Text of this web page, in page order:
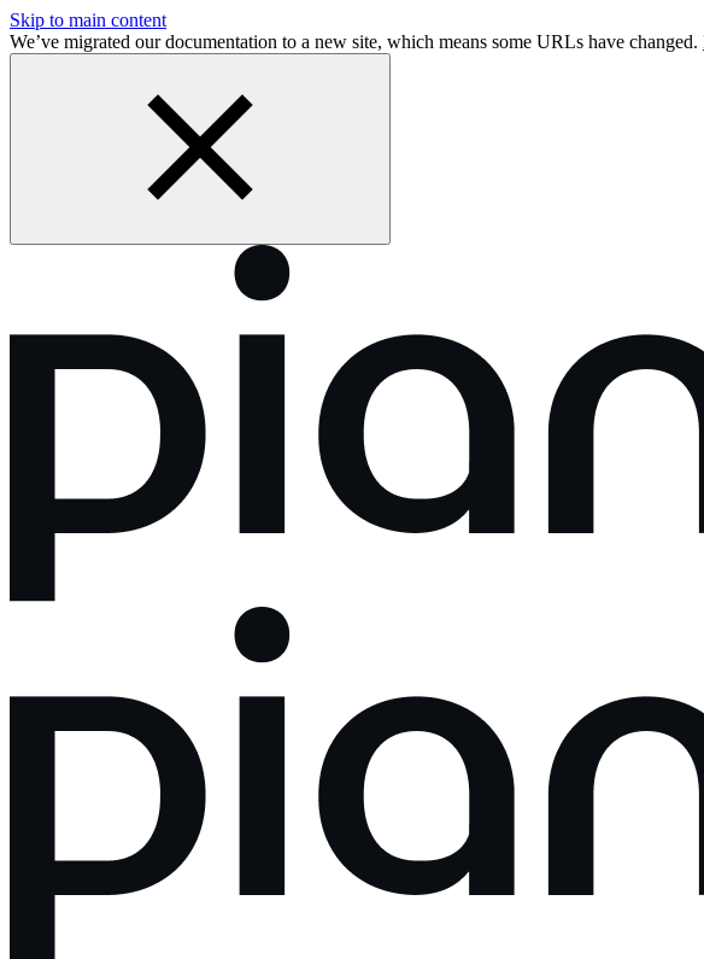
Skip to main content
We’ve migrated our documentation to a new site, which means some URLs have changed.